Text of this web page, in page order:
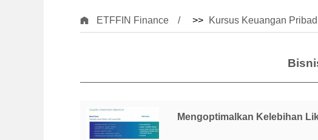
ETFFIN Finance >> Kursus Keuangan
Mengoptimalkan Kelebihan